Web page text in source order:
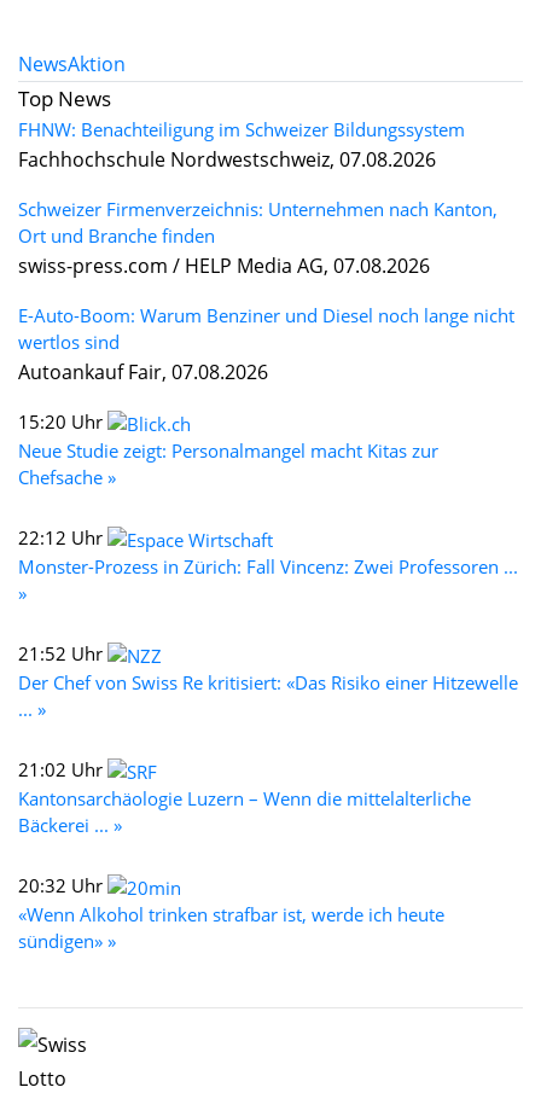
NewsAktion
Top News
FHNW: Benachteiligung im Schweizer Bildungssystem
Fachhochschule Nordwestschweiz, 07.08.2026
Schweizer Firmenverzeichnis: Unternehmen nach Kanton,
Ort und Branche finden
swiss-press.com / HELP Media AG, 07.08.2026
E-Auto-Boom: Warum Benziner und Diesel noch lange nicht
wertlos sind
Autoankauf Fair, 07.08.2026
15:20 Uhr
Neue Studie zeigt: Personalmangel macht Kitas zur
Chefsache »
22:12 Uhr
Monster-Prozess in Zürich: Fall Vincenz: Zwei Professoren ...
»
21:52 Uhr
Der Chef von Swiss Re kritisiert: «Das Risiko einer Hitzewelle
... »
21:02 Uhr
Kantonsarchäologie Luzern – Wenn die mittelalterliche
Bäckerei ... »
20:32 Uhr
«Wenn Alkohol trinken strafbar ist, werde ich heute
sündigen» »